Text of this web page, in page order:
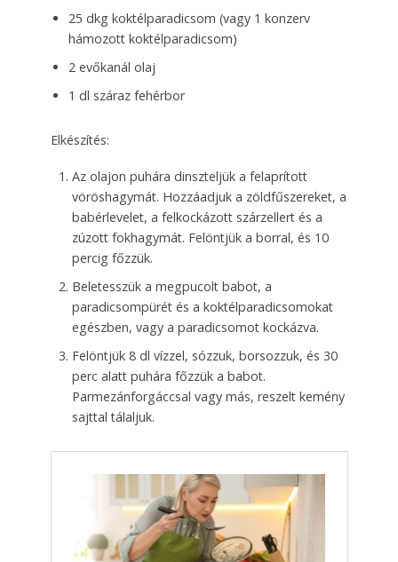
25 dkg koktélparadicsom (vagy 1 konzerv
hámozott koktélparadicsom)
2 evőkanál olaj
1 dl száraz fehérbor
Elkészítés:
Az olajon puhára dinszteljük a felaprított
vöröshagymát. Hozzáadjuk a zöldfűszereket, a
babérlevelet, a felkockázott szárzellert és a
zúzott fokhagymát. Felöntjük a borral, és 10
percig főzzük.
Beletesszük a megpucolt babot, a
paradicsom­pürét és a koktélparadicsomokat
egészben, vagy a paradicsomot kockázva.
Felöntjük 8 dl vízzel, sózzuk, borsozzuk, és 30
perc alatt puhára főzzük a babot.
Parmezánforgáccsal vagy más, reszelt kemény
sajttal tálaljuk.